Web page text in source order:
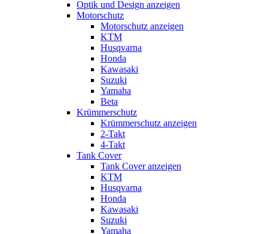
Optik und Design anzeigen
Motorschutz
Motorschutz anzeigen
KTM
Husqvarna
Honda
Kawasaki
Suzuki
Yamaha
Beta
Krümmerschutz
Krümmerschutz anzeigen
2-Takt
4-Takt
Tank Cover
Tank Cover anzeigen
KTM
Husqvarna
Honda
Kawasaki
Suzuki
Yamaha